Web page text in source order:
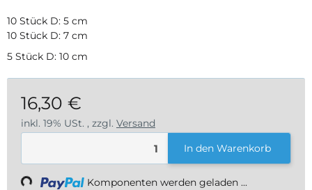
10 Stück D: 5 cm
10 Stück D: 7 cm
5 Stück D: 10 cm
16,30 €
inkl. 19% USt. , zzgl. Versand
In den Warenkorb
Komponenten werden geladen ...